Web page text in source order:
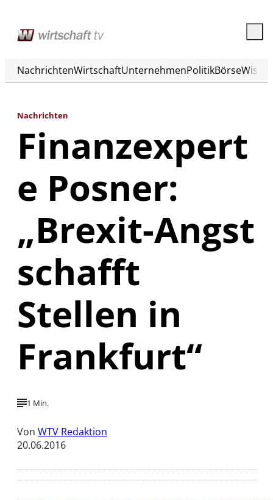
NachrichtenWirtschaftUnternehmenPolitikBörse
Nachrichten
Finanzexpert
e Posner:
„Brexit-Angst
schafft
Stellen in
Frankfurt“
1 Min.
Von WTV Redaktion
20.06.2016